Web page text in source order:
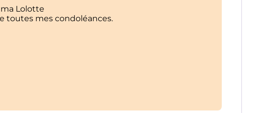
Lolotte
toutes mes condoléances.